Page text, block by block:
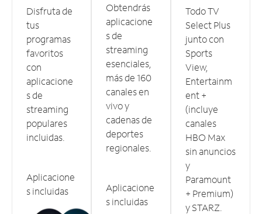
Disfruta de
tus
programas
favoritos
con
aplicacione
s de
streaming
populares
incluidas.
Aplicacione
s incluidas
Obtendrás
aplicacione
s de
streaming
esenciales,
más de 160
canales en
vivo y
cadenas de
deportes
regionales.
Aplicacione
s incluidas
Todo TV
Select Plus
junto con
Sports
View,
Entertainm
ent +
(incluye
canales
HBO Max
sin anuncios
y
Paramount
+ Premium)
y STARZ.